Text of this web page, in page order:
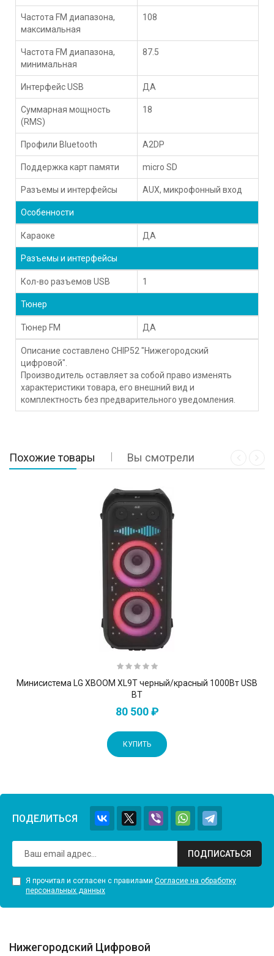
Частота FM диапазона,
максимальная
108
Частота FM диапазона,
минимальная
87.5
Интерфейс USB ДА
Суммарная мощность
(RMS)
18
Профили Bluetooth A2DP
Поддержка карт памяти micro SD
Разъемы и интерфейсы AUX, микрофонный вход
Особенности
Караоке ДА
Разъемы и интерфейсы
Кол-во разъемов USB 1
Тюнер
Тюнер FM ДА
Описание составлено CHIP52 "Нижегородский
цифровой".
Производитель оставляет за собой право изменять
характеристики товара, его внешний вид и
комплектность без предварительного уведомления.
Похожие товары Вы смотрели
Минисистема LG XBOOM XL9T черный/красный 1000Вт USB
BT
80 500 ₽
КУПИТЬ
ПОДЕЛИТЬСЯ
ПОДПИСАТЬСЯ
Я прочитал и согласен с правилами Согласие на обработку
персональных данных
Нижегородский Цифровой